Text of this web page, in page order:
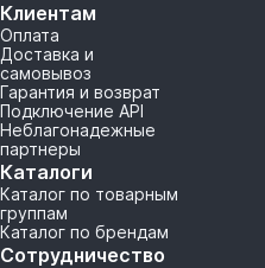
Клиентам
Оплата
Доставка и
самовывоз
Гарантия и возврат
Подключение API
Неблагонадежные
партнеры
Каталоги
Каталог по товарным
группам
Каталог по брендам
Сотрудничество